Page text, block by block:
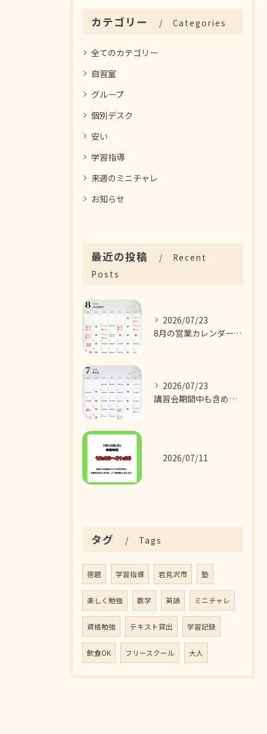
カテゴリー Categories
全てのカテゴリー
自習室
グループ
個別デスク
安い
学習指導
来週のミニチャレ
お知らせ
最近の投稿
Recent
Posts
2026/07/23
8月の営業カレンダーです！
2026/07/23
講習会期間中も含めた7月の営業カレンダーです！
2026/07/11
タグ Tags
宿題 学習指導 岩見沢市 塾
楽しく勉強 数学 英語 ミニチャレ
資格勉強 テキスト貸出 学習記録
飲食OK フリースクール 大人